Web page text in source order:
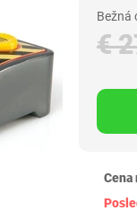
Bežná
€
Cena